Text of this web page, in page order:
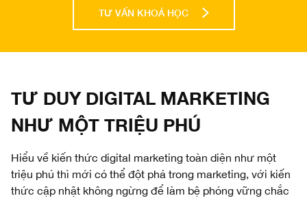
TƯ VẤN KHOÁ HỌC
TƯ DUY DIGITAL MARKETING
NHƯ MỘT TRIỆU PHÚ
Hiểu về kiến thức digital marketing toàn diện như một
triệu phú thì mới có thể đột phá trong marketing, với kiến
thức cập nhật không ngừng để làm bệ phóng vững chắc